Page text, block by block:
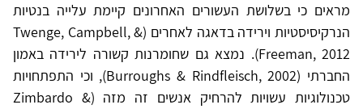
מראים כי בשלושת העשורים האחרונים קיימת עלייה בנטיות
הנרקיסיסטיות וירידה בדאגה לאחרים (Twenge, Campbell, &
Freeman, 2012). נמצא גם שחומרנות קשורה לירידה באמון
החברתי (Burroughs & Rindfleisch, 2002), וכי התפתחויות
טכנולוגיות עשויות להרחיק אנשים זה מזה (Zimbardo &